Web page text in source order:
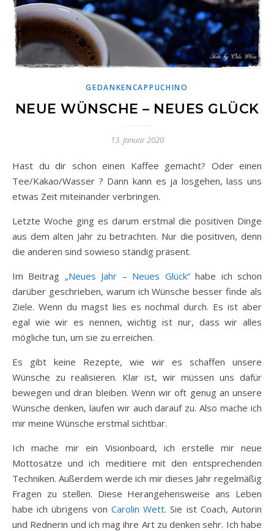
GEDANKENCAPPUCHINO
NEUE WÜNSCHE – NEUES GLÜCK
13. Januar 2020
Hast du dir schon einen Kaffee gemacht? Oder einen
Tee/Kakao/Wasser ? Dann kann es ja losgehen, lass uns
etwas Zeit miteinander verbringen.
Letzte Woche ging es darum erstmal die positiven Dinge
aus dem alten Jahr zu betrachten. Nur die positiven, denn
die anderen sind sowieso ständig präsent.
Im Beitrag „Neues Jahr – Neues Glück“habe ich schon
darüber geschrieben, warum ich Wünsche besser finde als
Ziele. Wenn du magst lies es nochmal durch. Es ist aber
egal wie wir es nennen, wichtig ist nur, dass wir alles
mögliche tun, um sie zu erreichen.
Es gibt keine Rezepte, wie wir es schaffen unsere
Wünsche zu realisieren. Klar ist, wir müssen uns dafür
bewegen und dran bleiben. Wenn wir oft genug an unsere
Wünsche denken, laufen wir auch darauf zu. Also mache ich
mir meine Wünsche erstmal sichtbar.
Ich mache mir ein Visionboard, ich erstelle mir neue
Mottosätze und ich meditiere mit den entsprechenden
Techniken. Außerdem werde ich mir dieses Jahr regelmäßig
Fragen zu stellen. Diese Herangehensweise ans Leben
habe ich übrigens von Carolin Wett. Sie ist Coach, Autorin
und Rednerin und ich mag ihre Art zu denken sehr. Ich habe